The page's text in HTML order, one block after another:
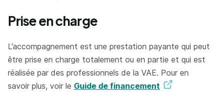
Prise en charge
L’accompagnement est une prestation payante qui peut
être prise en charge totalement ou en partie et qui est
réalisée par des professionnels de la VAE. Pour en
savoir plus, voir le Guide de financement